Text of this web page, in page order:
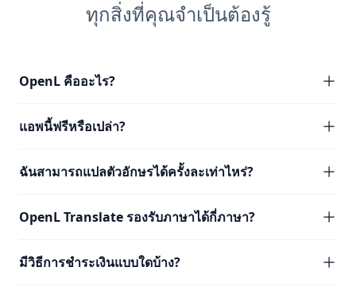
ทุกสิ่งที่คุณจำเป็นต้องรู้
OpenL คืออะไร?
แอพนี้ฟรีหรือเปล่า?
ฉันสามารถแปลตัวอักษรได้ครั้งละเท่าไหร่?
OpenL Translate รองรับภาษาได้กี่ภาษา?
มีวิธีการชำระเงินแบบใดบ้าง?